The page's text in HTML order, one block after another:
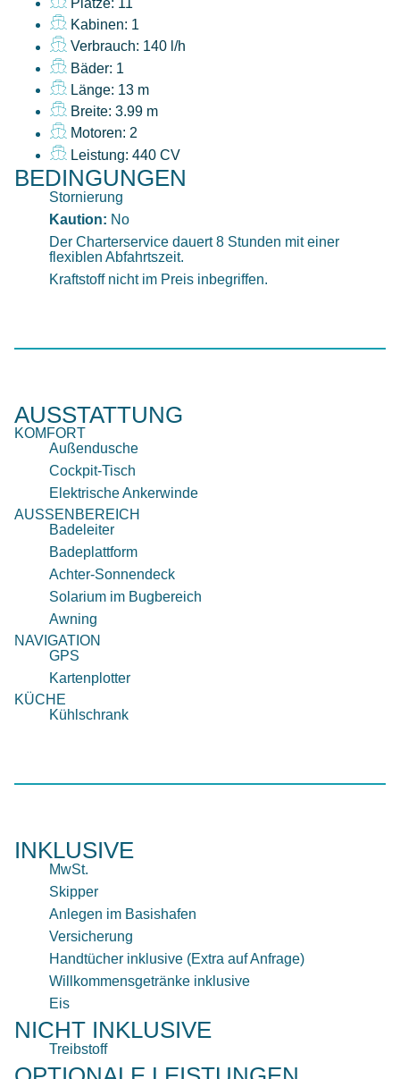
Plätze: 11
Kabinen: 1
Verbrauch: 140 l/h
Bäder: 1
Länge: 13 m
Breite: 3.99 m
Motoren: 2
Leistung: 440 CV
BEDINGUNGEN
Stornierung
Kaution: No
Der Charterservice dauert 8 Stunden mit einer
flexiblen Abfahrtszeit.
Kraftstoff nicht im Preis inbegriffen.
AUSSTATTUNG
KOMFORT
Außendusche
Cockpit-Tisch
Elektrische Ankerwinde
AUSSENBEREICH
Badeleiter
Badeplattform
Achter-Sonnendeck
Solarium im Bugbereich
Awning
NAVIGATION
GPS
Kartenplotter
KÜCHE
Kühlschrank
INKLUSIVE
MwSt.
Skipper
Anlegen im Basishafen
Versicherung
Handtücher inklusive (Extra auf Anfrage)
Willkommensgetränke inklusive
Eis
NICHT INKLUSIVE
Treibstoff